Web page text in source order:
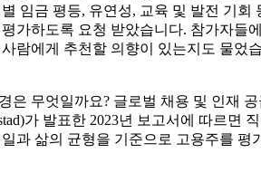
임금 평등, 유연성, 교육 및 발전 기회
가하도록 요청 받았습니다. 참가자들
람에게 추천할 의향이 있는지도 물었
은 무엇일까요? 글로벌 채용 및 인재 공
가 발표한 2023년 보고서에 따르면 직
과 삶의 균형을 기준으로 고용주를 평